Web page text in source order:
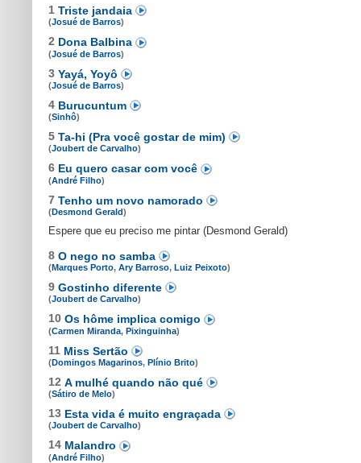
1 Triste jandaia
(Josué de Barros)
2 Dona Balbina
(Josué de Barros)
3 Yayá, Yoyô
(Josué de Barros)
4 Burucuntum
(Sinhô)
5 Ta-hi (Pra você gostar de mim)
(Joubert de Carvalho)
6 Eu quero casar com você
(André Filho)
7 Tenho um novo namorado
(Desmond Gerald)
Espere que eu preciso me pintar (Desmond Gerald)
8 O nego no samba
(Marques Porto, Ary Barroso, Luiz Peixoto)
9 Gostinho diferente
(Joubert de Carvalho)
10 Os hôme implica comigo
(Carmen Miranda, Pixinguinha)
11 Miss Sertão
(Domingos Magarinos, Plínio Brito)
12 A mulhé quando não qué
(Sátiro de Melo)
13 Esta vida é muito engraçada
(Joubert de Carvalho)
14 Malandro
(André Filho)